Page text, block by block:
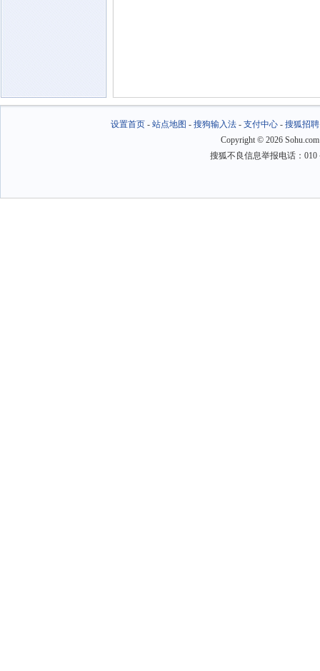
设置首页- 站点地图 - 搜狗输入法- 支付中心- 搜狐招聘
Copyright © 2026
搜狐不良信息举报电话：010